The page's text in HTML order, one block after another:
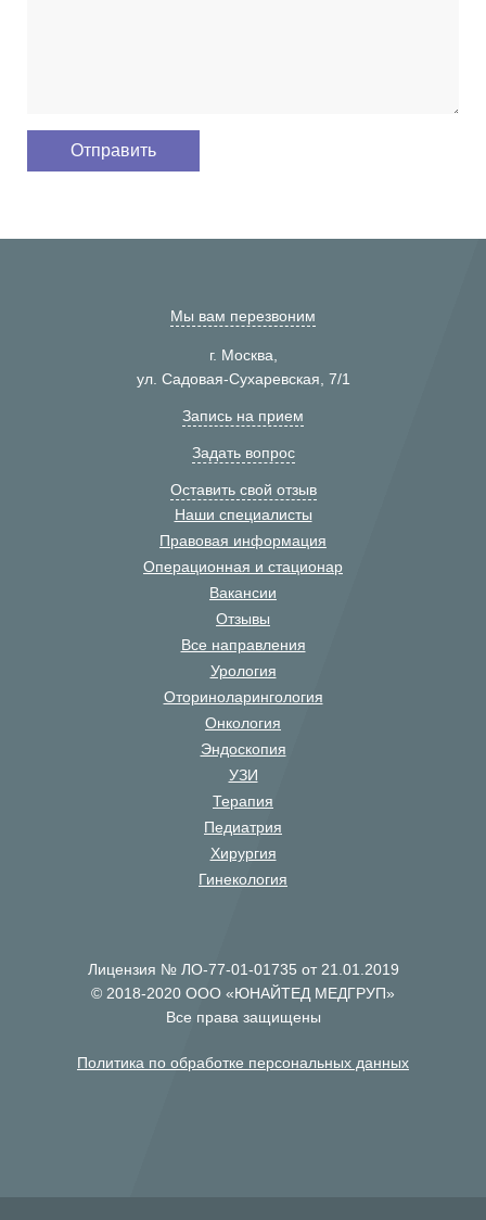
Мы вам перезвоним
г. Москва,
ул. Садовая-Сухаревская, 7/1
Запись на прием
Задать вопрос
Оставить свой отзыв
Наши специалисты
Правовая информация
Операционная и стационар
Вакансии
Отзывы
Все направления
Урология
Оториноларингология
Онкология
Эндоскопия
УЗИ
Терапия
Педиатрия
Хирургия
Гинекология
Лицензия № ЛО-77-01-01735 от 21.01.2019
© 2018-2020 ООО «ЮНАЙТЕД МЕДГРУП»
Все права защищены
Политика по обработке персональных данных